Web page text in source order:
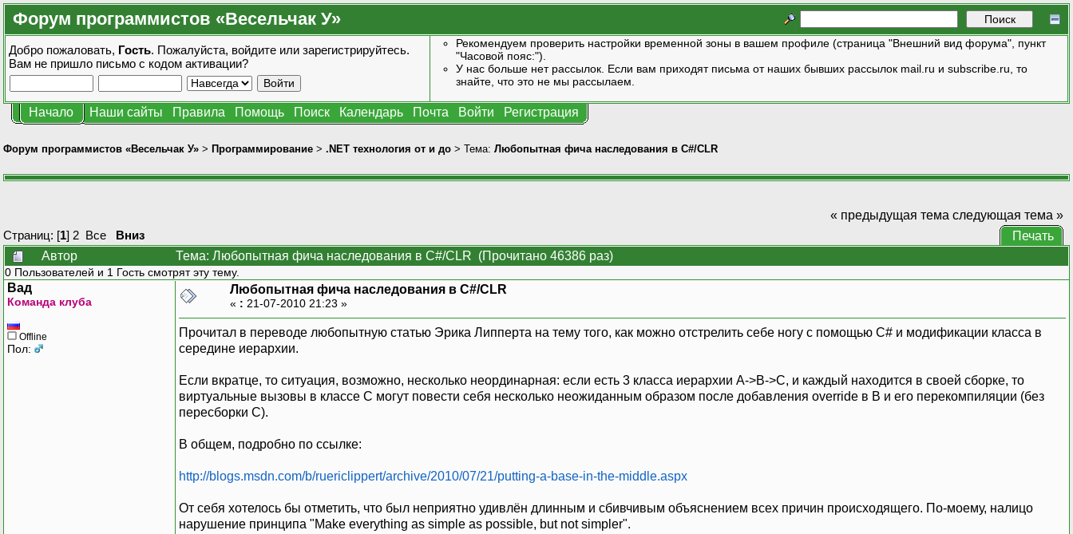
Форум программистов «Весельчак У»
Добро пожаловать, Гость. Пожалуйста, войдите или зарегистрируйтесь.
Вам не пришло письмо с кодом активации?
Рекомендуем проверить настройки временной зоны в вашем профиле (страница "Внешний вид форума", пункт
"Часовой пояс:").
У нас больше нет рассылок. Если вам приходят письма от наших бывших рассылок mail.ru и subscribe.ru, то
знайте, что это не мы рассылаем.
Начало Наши сайты Правила Помощь Поиск Календарь Почта Войти Регистрация
Форум программистов «Весельчак У» > Программирование > .NET технология от и до > Тема: Любопытная фича наследования в C#/CLR
Страниц: [1] 2 Все Вниз
« предыдущая тема следующая тема »
Печать
Автор
Тема: Любопытная фича наследования в C#/CLR (Прочитано 46386 раз)
0 Пользователей и 1 Гость смотрят эту тему.
Вад
Команда клуба
Offline
Пол:
Любопытная фича наследования в C#/CLR
« : 21-07-2010 21:23 »
Прочитал в переводе любопытную статью Эрика Липперта на тему того, как можно отстрелить себе ногу с помощью C# и модификации класса в
середине иерархии.
Если вкратце, то ситуация, возможно, несколько неординарная: если есть 3 класса иерархии A->B->C, и каждый находится в своей сборке, то
виртуальные вызовы в классе C могут повести себя несколько неожиданным образом после добавления override в B и его перекомпиляции (без
пересборки C).
В общем, подробно по ссылке:
http://blogs.msdn.com/b/ruericlippert/archive/2010/07/21/putting-a-base-in-the-middle.aspx
От себя хотелось бы отметить, что был неприятно удивлён длинным и сбивчивым объяснением всех причин происходящего. По-моему, налицо
нарушение принципа "Make everything as simple as possible, but not simpler".